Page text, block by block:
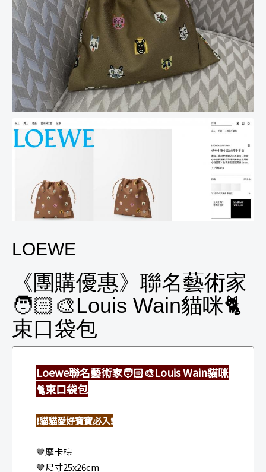
LOEWE
《團購優惠》聯名藝術家
🧑🏻‍🎨Louis Wain貓咪🐈
束口袋包
Loewe聯名藝術家🧑🏻‍🎨Louis Wain貓咪
🐈束口袋包
❗️貓貓愛好寶寶必入❗️
🤎摩卡棕
🤎尺寸25x26cm